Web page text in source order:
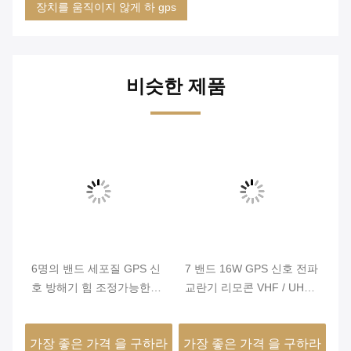
장치를 움직이지 않게 하 gps
비슷한 제품
하라
7 밴드 16W GPS 신호 전파
교란기 리모콘 VHF / UHF /
가장 좋은 가격 을 구하라
고전력 360W 8 ~ 12 채널
선택 가능한 실내 신호 방해
원격 제어판
가장 좋은 가격 을 구하라